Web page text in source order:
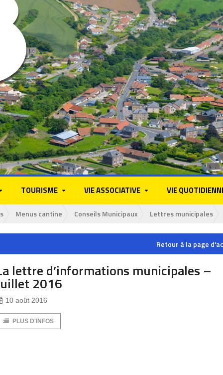
TOURISME VIE ASSOCIATIVE VIE
Menus cantine Conseils Municipaux Lettres municipales
Retour à la page
lettre d’informations municipales –
2016
10 août 2016
PLUS D'INFOS